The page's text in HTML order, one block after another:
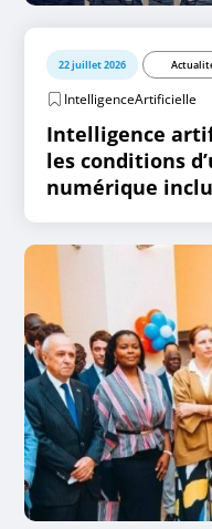
22 juillet 2026
IntelligenceArtificielle
Intelligence
les conditions
numérique